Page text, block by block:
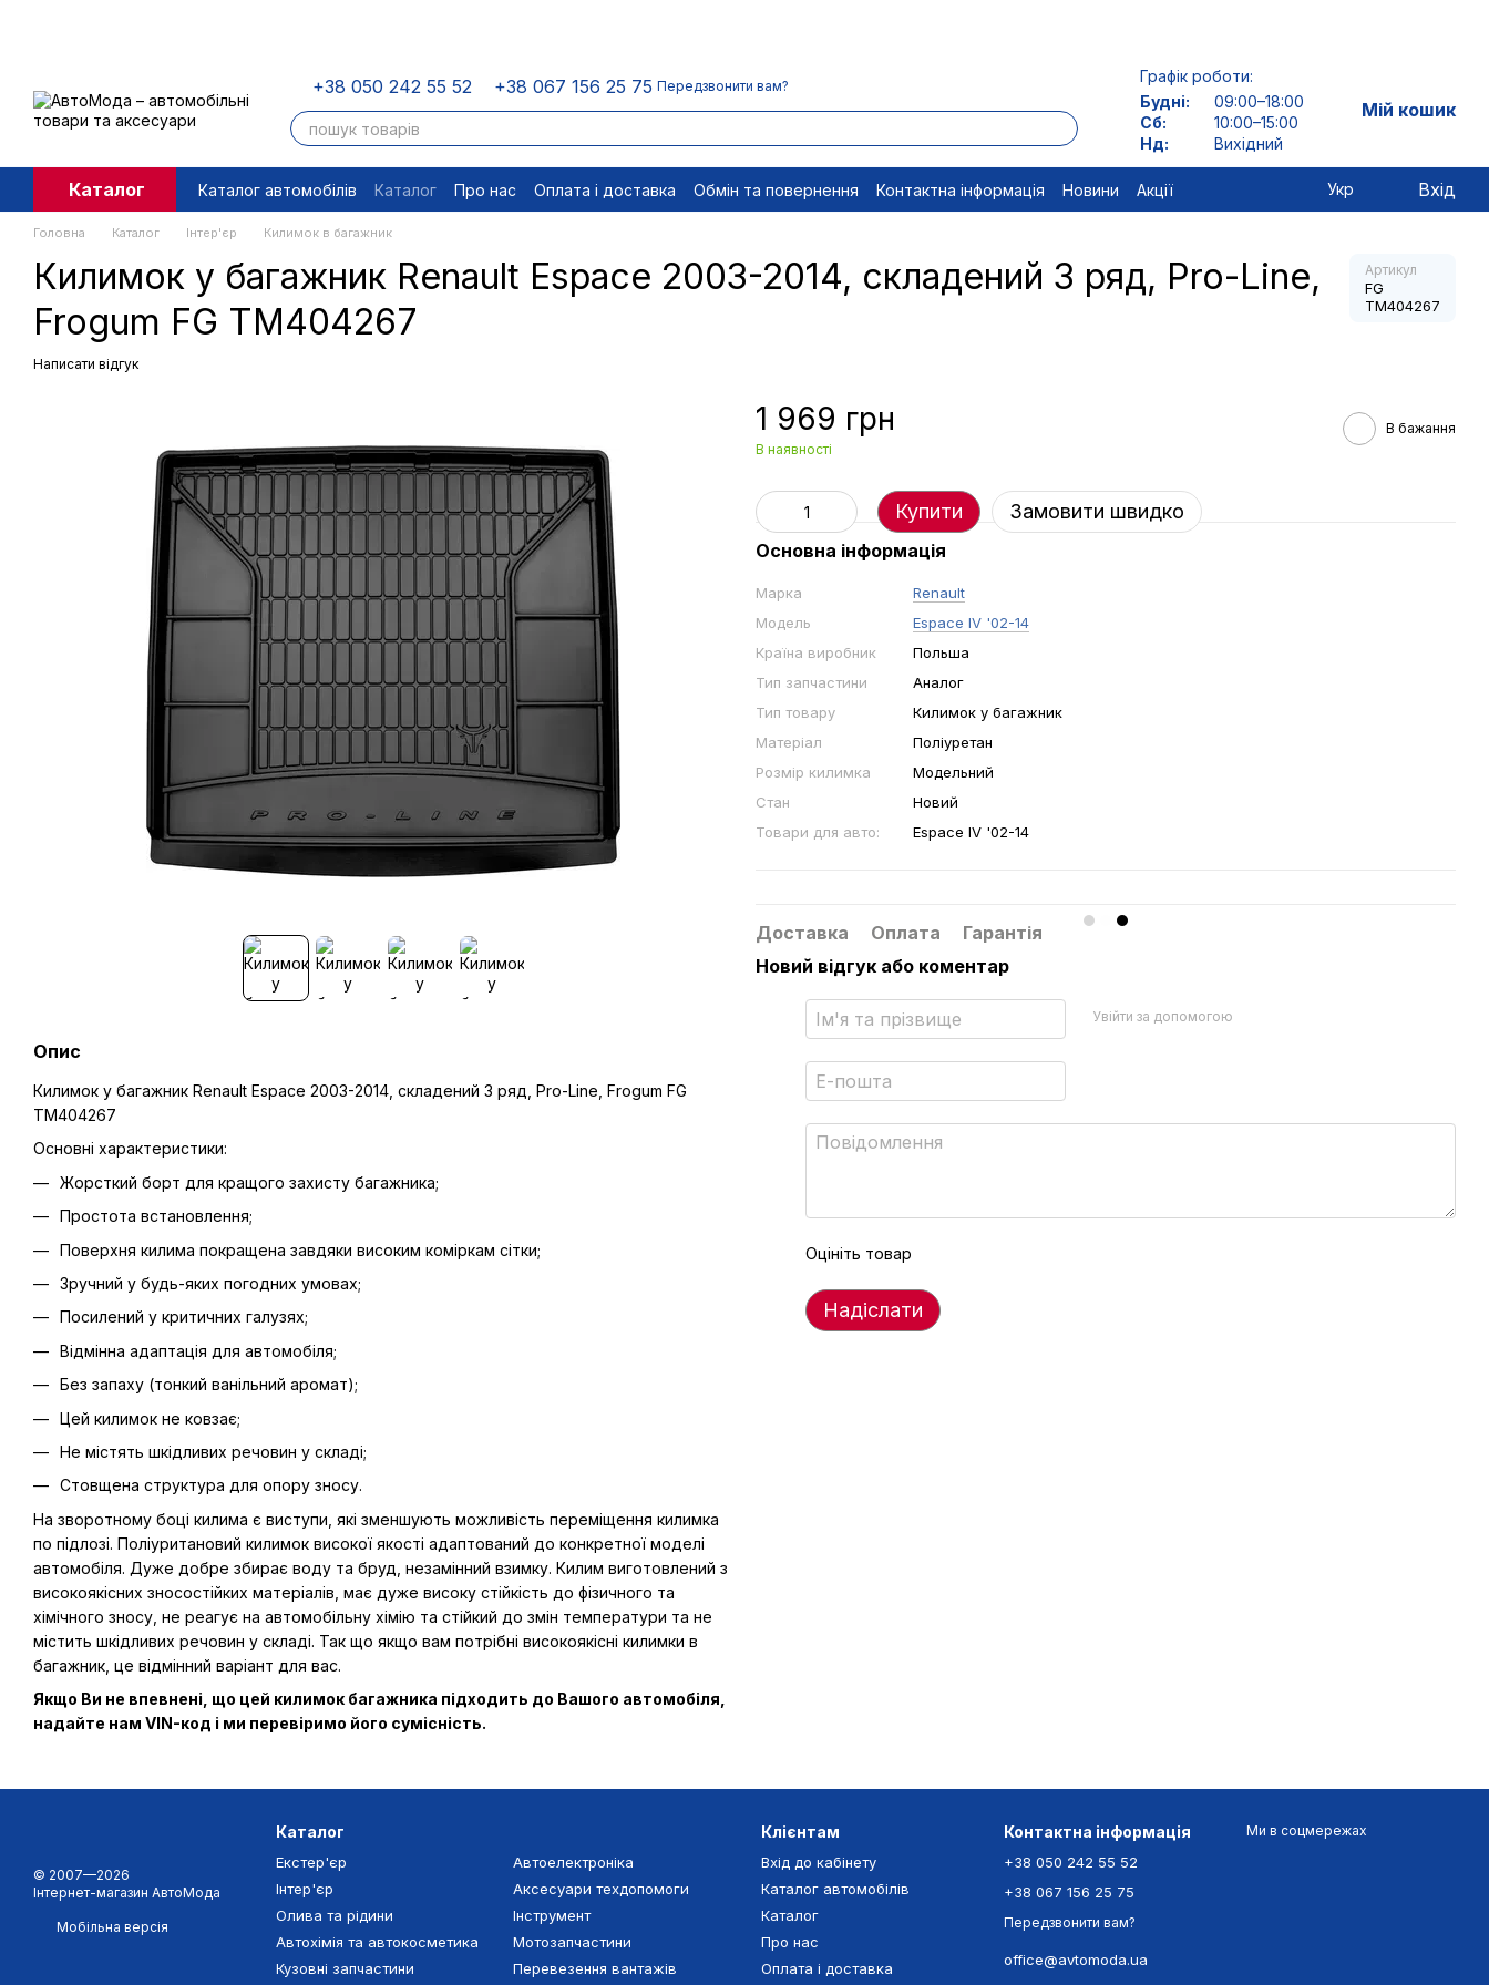
+38 050 242 55 52 +38 067 156 25 75 Передзвонити вам?
Графік роботи:
Будні:
09:00–18:00
Сб:
10:00–15:00
Нд:
Вихідний
Мій кошик
Каталог Каталог автомобілів Каталог Про нас Оплата і доставка Обмін та повернення Контактна інформація Новини
Акції
Угода користувача
Правові документи Відписатися
Укр Вхід
Головна Каталог Інтер'єр Килимок в багажник
Килимок у багажник Renault Espace 2003-2014, складений 3 ряд, Pro-Line,
Frogum FG TM404267
Артикул
FG
TM404267
Написати відгук
Опис
Килимок у багажник Renault Espace 2003-2014, складений 3 ряд, Pro-Line, Frogum FG
TM404267
Основні характеристики:
Жорсткий борт для кращого захисту багажника;
Простота встановлення;
Поверхня килима покращена завдяки високим коміркам сітки;
Зручний у будь-яких погодних умовах;
Посилений у критичних галузях;
Відмінна адаптація для автомобіля;
Без запаху (тонкий ванільний аромат);
Цей килимок не ковзає;
Не містять шкідливих речовин у складі;
Стовщена структура для опору зносу.
На зворотному боці килима є виступи, які зменшують можливість переміщення килимка
по підлозі. Поліуритановий килимок високої якості адаптований до конкретної моделі
автомобіля. Дуже добре збирає воду та бруд, незамінний взимку. Килим виготовлений з
високоякісних зносостійких матеріалів, має дуже високу стійкість до фізичного та
хімічного зносу, не реагує на автомобільну хімію та стійкий до змін температури та не
містить шкідливих речовин у складі. Так що якщо вам потрібні високоякісні килимки в
багажник, це відмінний варіант для вас.
Якщо Ви не впевнені, що цей килимок багажника підходить до Вашого автомобіля,
надайте нам VIN-код і ми перевіримо його сумісність.
1 969 грн
В наявності
В бажання
Купити Замовити швидко
Основна інформація
Марка
Renault
Модель
Espace IV '02-14
Країна виробник
Польша
Тип запчастини
Аналог
Тип товару
Килимок у багажник
Матеріал
Поліуретан
Розмір килимка
Модельний
Стан
Новий
Товари для авто:
Espace IV '02-14
Доставка Оплата
Гарантія
Новий відгук або коментар
Увійти за допомогою
Оцініть товар
Надіслати
© 2007—2026
Інтернет-магазин АвтоМода
Мобільна версія
Каталог
Екстер'єр
Інтер'єр
Олива та рідини
Автохімія та автокосметика
Кузовні запчастини
Автоелектроніка
Аксесуари техдопомоги
Інструмент
Мотозапчастини
Перевезення вантажів
Клієнтам
Вхід до кабінету
Каталог автомобілів
Каталог
Про нас
Оплата і доставка
Контактна інформація
+38 050 242 55 52
+38 067 156 25 75
Передзвонити вам?
office@avtomoda.ua
Ми в соцмережах